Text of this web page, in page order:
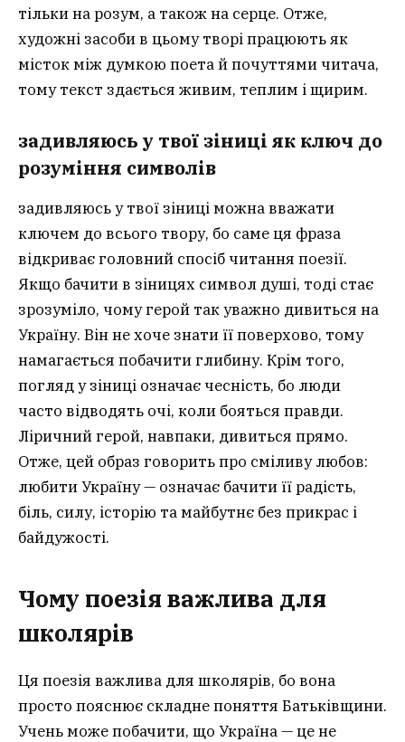
тільки на розум, а також на серце. Отже,
художні засоби в цьому творі працюють як
місток між думкою поета й почуттями читача,
тому текст здається живим, теплим і щирим.
задивляюсь у твої зіниці як ключ до
розуміння символів
задивляюсь у твої зіниці можна вважати
ключем до всього твору, бо саме ця фраза
відкриває головний спосіб читання поезії.
Якщо бачити в зіницях символ душі, тоді стає
зрозуміло, чому герой так уважно дивиться на
Україну. Він не хоче знати її поверхово, тому
намагається побачити глибину. Крім того,
погляд у зіниці означає чесність, бо люди
часто відводять очі, коли бояться правди.
Ліричний герой, навпаки, дивиться прямо.
Отже, цей образ говорить про сміливу любов:
любити Україну — означає бачити її радість,
біль, силу, історію та майбутнє без прикрас і
байдужості.
Чому поезія важлива для
школярів
Ця поезія важлива для школярів, бо вона
просто пояснює складне поняття Батьківщини.
Учень може побачити, що Україна — це не